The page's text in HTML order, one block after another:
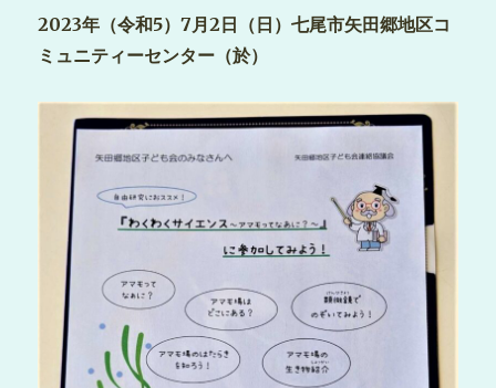
2023年（令和5）7月2日（日）七尾市矢田郷地区コ
ミュニティーセンター（於）